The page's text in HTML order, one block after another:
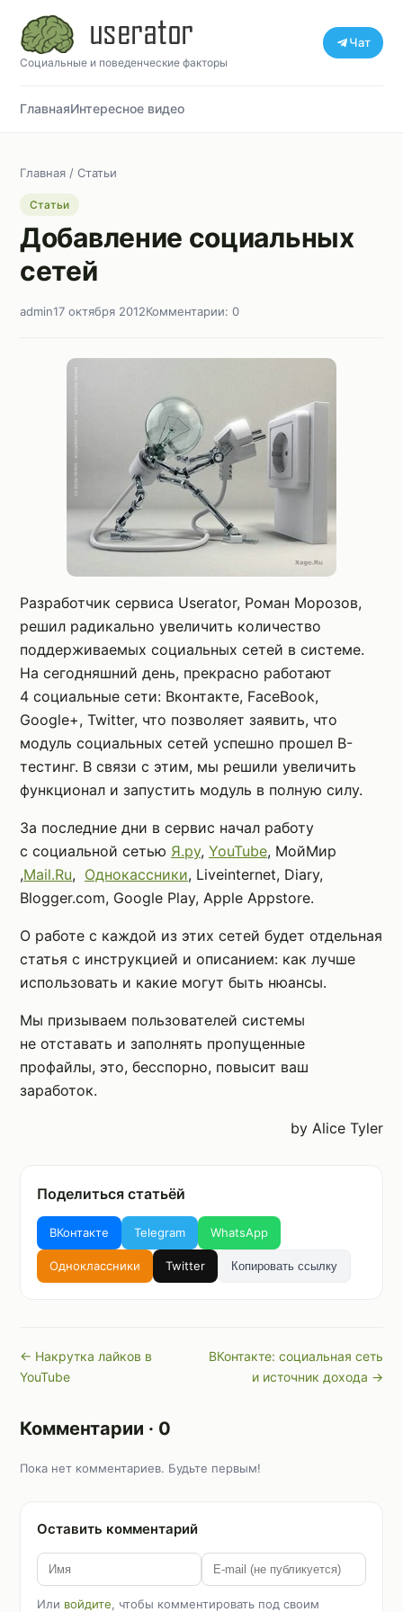
Социальные и поведенческие факторы
Чат
ГлавнаяИнтересное видео
Главная / Статьи
Статьи
Добавление социальных
сетей
admin17 октября 2012Комментарии: 0
Разработчик сервиса Userator, Роман Морозов,
решил радикально увеличить количество
поддерживаемых социальных сетей в системе.
На сегодняшний день, прекрасно работают
4 социальные сети: Вконтакте, FaceBook,
Google+, Twitter, что позволяет заявить, что
модуль социальных сетей успешно прошел B-
тестинг. В связи с этим, мы решили увеличить
функционал и запустить модуль в полную силу.
За последние дни в сервис начал работу
с социальной сетью Я.ру, YouTube, МойМир
,Mail.Ru, Однокассники, Liveinternet, Diary,
Blogger.com, Google Play, Apple Appstore.
О работе с каждой из этих сетей будет отдельная
статья с инструкцией и описанием: как лучше
использовать и какие могут быть нюансы.
Мы призываем пользователей системы
не отставать и заполнять пропущенные
профайлы, это, бесспорно, повысит ваш
заработок.
by Alice Tyler
Поделиться статьёй
ВКонтакте Telegram WhatsApp
Одноклассники Twitter Копировать ссылку
← Накрутка лайков в
YouTube
ВКонтакте: социальная сеть
и источник дохода →
Комментарии · 0
Пока нет комментариев. Будьте первым!
Оставить комментарий
Или войдите, чтобы комментировать под своим